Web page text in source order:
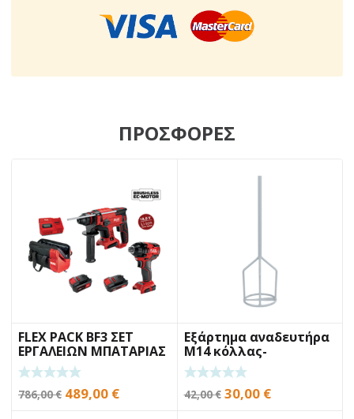
ΠΡΟΣΦΟΡΕΣ
FLEX PACK BF3 ΣΕΤ
ΕΡΓΑΛΕΙΩΝ ΜΠΑΤΑΡΙΑΣ
786,00€ Original
489,00 €Η
Εξάρτημα αναδευτήρα
Μ14 κόλλας-
αρμόστοκου BENMAN
KR120M
42,00€ Original
30,00 €Η